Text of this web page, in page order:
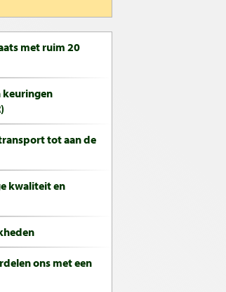
met ruim 20
keuringen
tot aan de
kwaliteit en
ons met een